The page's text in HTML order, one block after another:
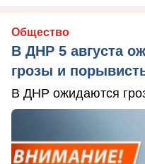
Общество
В ДНР 5 августа
грозы и
В ДНР ожидаются